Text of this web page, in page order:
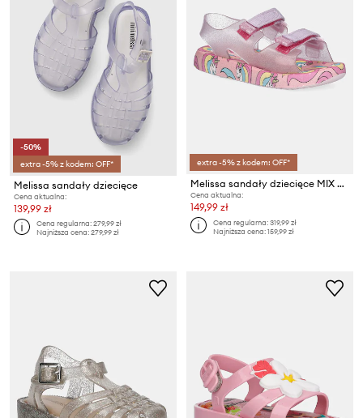
-50%
extra -5% z kodem: OFF*
Melissa sandały dziecięce
Cena aktualna:
139,99 zł
Cena regularna:279,99 zł
Najniższa cena:279,99 zł
extra -5% z kodem: OFF*
Melissa sandały dziecięce MIX BB
Cena aktualna:
149,99 zł
Cena regularna:319,99 zł
Najniższa cena:159,99 zł